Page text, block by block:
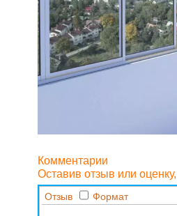
Комментарии
Оставив отзыв или
Отзыв Формат